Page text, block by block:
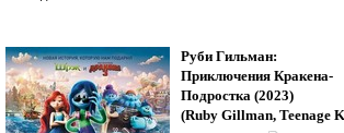
Руби Гильман:
Приключения Кракена-
Подростка (2023)
(Ruby Gillman, Teenage